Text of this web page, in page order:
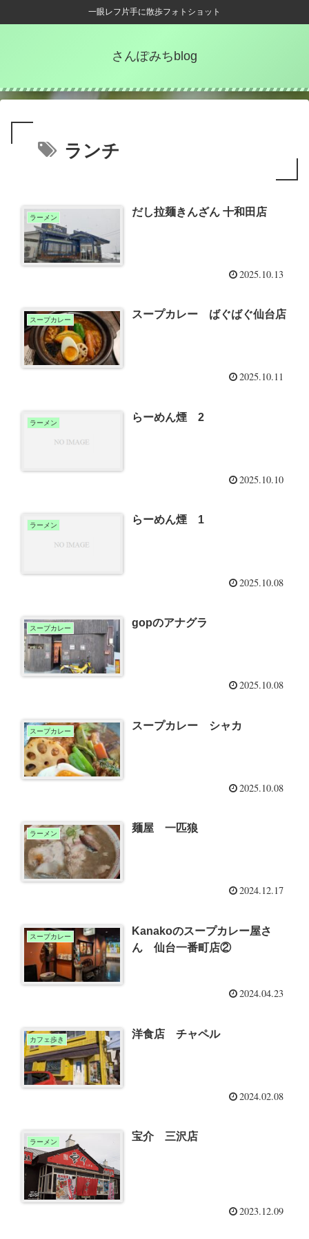
一眼レフ片手に散歩フォトショット
さんぽみちblog
ランチ
ラーメン だし拉麺きんざん 十和田店
2025.10.13
スープカレー スープカレー ばぐばぐ仙台店
2025.10.11
ラーメン らーめん煙 2
2025.10.10
ラーメン らーめん煙 1
2025.10.08
スープカレー gopのアナグラ
2025.10.08
スープカレー スープカレー シャカ
2025.10.08
ラーメン 麺屋 一匹狼
2024.12.17
スープカレー
Kanakoのスープカレー屋さ
ん 仙台一番町店②
2024.04.23
カフェ歩き 洋食店 チャペル
2024.02.08
ラーメン 宝介 三沢店
2023.12.09